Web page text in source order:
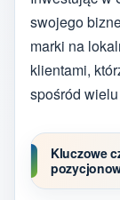
swojego
marki na
klientami,
spośród
Kluczowe